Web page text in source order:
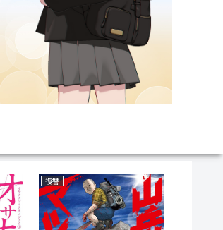
ラブコメ